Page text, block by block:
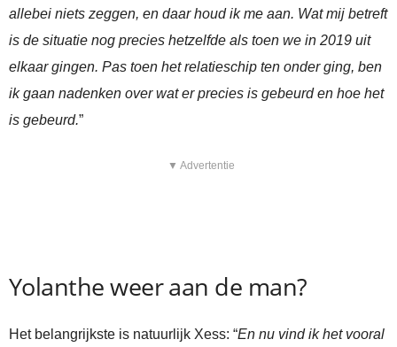
allebei niets zeggen, en daar houd ik me aan. Wat mij betreft
is de situatie nog precies hetzelfde als toen we in 2019 uit
elkaar gingen. Pas toen het relatieschip ten onder ging, ben
ik gaan nadenken over wat er precies is gebeurd en hoe het
is gebeurd.”
▼ Advertentie
Yolanthe weer aan de man?
Het belangrijkste is natuurlijk Xess: “En nu vind ik het vooral